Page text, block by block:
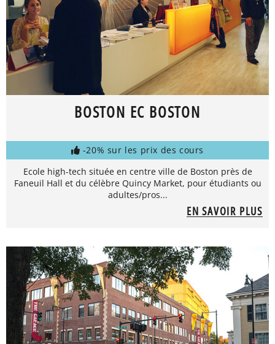
BOSTON EC BOSTON
-20% sur les prix des cours
Ecole high-tech située en centre ville de Boston près de
Faneuil Hall et du célèbre Quincy Market, pour étudiants ou
adultes/pros...
EN SAVOIR PLUS